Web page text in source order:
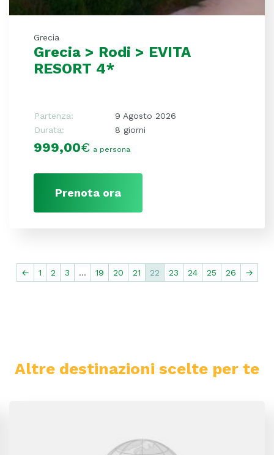
Grecia
Grecia > Rodi > EVITA
RESORT 4*
Partenza:
9 Agosto 2026
Durata:
8 giorni
999,00€ a persona
Prenota ora
← 1 2 3 … 19 20 21 22 23 24 25 26 →
Altre destinazioni scelte per te